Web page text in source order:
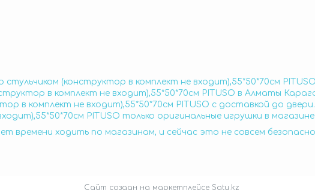
(конструктор в комплект не входит),55*50*70см
в комплект не входит),55*50*70см PITUSO в Алматы
в комплект не входит),55*50*70см PITUSO с доставкой до
PITUSO только оригинальные игрушки в
времени ходить по магазинам, и сейчас это не совсем
Сайт создан на маркетплейсе Satu.kz